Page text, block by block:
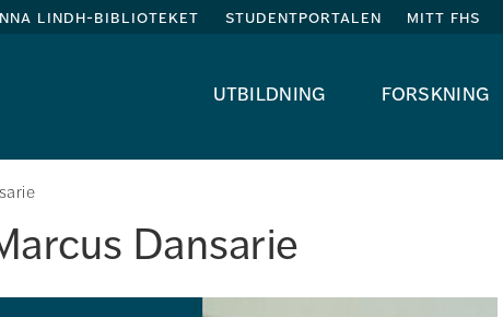
lindh-biblioteket studentportalen mitt fhs
utbildning forskning
Dansarie